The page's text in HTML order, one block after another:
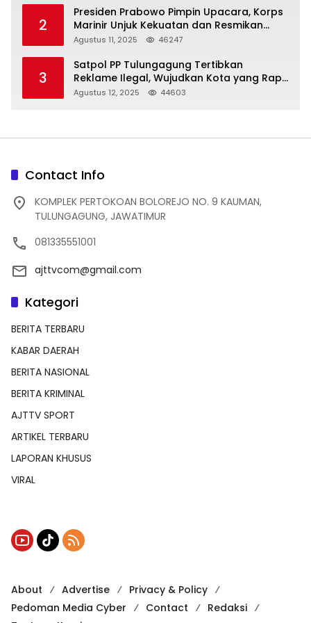
2
Presiden Prabowo Pimpin Upacara, Korps
Marinir Unjuk Kekuatan dan Resmikan
Struktur Baru
Agustus 11, 2025 46247
3
Satpol PP Tulungagung Tertibkan
Reklame Ilegal, Wujudkan Kota yang Rapi
dan Indah
Agustus 12, 2025 44603
Contact Info
KOMPLEK PERTOKOAN BOLOREJO NO. 9 KAUMAN,
TULUNGAGUNG, JAWATIMUR
081335551001
ajttvcom@gmail.com
Kategori
BERITA TERBARU
KABAR DAERAH
BERITA NASIONAL
BERITA KRIMINAL
AJTTV SPORT
ARTIKEL TERBARU
LAPORAN KHUSUS
VIRAL
About Advertise
Privacy & Policy
Pedoman Media Cyber
Contact
Redaksi